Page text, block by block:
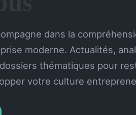
dans la
moderne. Actualités,
thématiques pour
votre culture